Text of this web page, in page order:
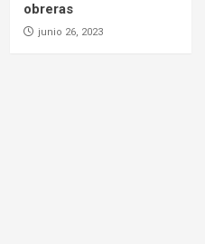
obreras
junio 26, 2023